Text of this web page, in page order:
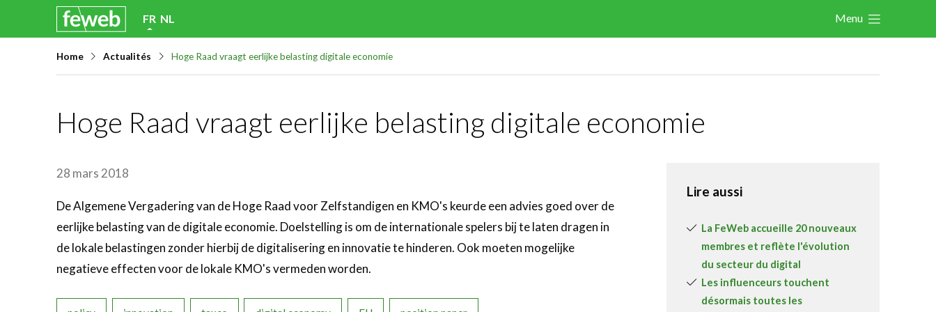
FR NL Menu
Home Actualités Hoge Raad vraagt eerlijke belasting digitale economie
Hoge Raad vraagt eerlijke belasting digitale economie
28 mars 2018
De Algemene Vergadering van de Hoge Raad voor Zelfstandigen en KMO's keurde een advies goed over de
eerlijke belasting van de digitale economie. Doelstelling is om de internationale spelers bij te laten dragen in
de lokale belastingen zonder hierbij de digitalisering en innovatie te hinderen. Ook moeten mogelijke
negatieve effecten voor de lokale KMO's vermeden worden.
Lire aussi
La FeWeb accueille 20 nouveaux
membres et reflète l'évolution
du secteur du digital
Les influenceurs touchent
désormais toutes les
Les nouvelles du secteur
Le Toolbox